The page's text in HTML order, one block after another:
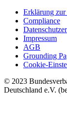
Erklärung
Compliance
Impressum
AGB
Grounding
Cookie-
© 2023
Deutschland e.V.